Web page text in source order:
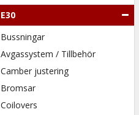
E30
Bussningar
Avgassystem / Tillbehör
Camber justering
Bromsar
Coilovers